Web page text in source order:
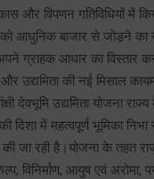
और विपणन गतिविधियों में
आधुनिक बाजार से जोड़ने
ग्राहक आधार का विस्तार
और उद्यमिता की नई मिसाल
देवभूमि उद्यमिता योजना
में महत्वपूर्ण भूमिका
जा रही है।योजना के तहत
विनिर्माण, आयुष एवं